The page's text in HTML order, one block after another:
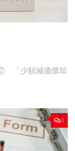
「少額減価償却
0